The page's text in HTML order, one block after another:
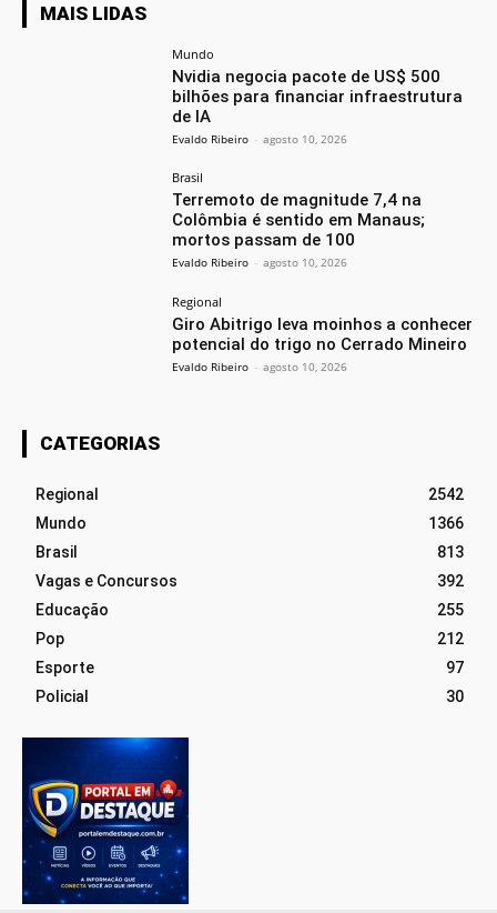
MAIS LIDAS
Mundo
Nvidia negocia pacote de US$ 500
bilhões para financiar infraestrutura
de IA
Evaldo Ribeiro - agosto 10, 2026
Brasil
Terremoto de magnitude 7,4 na
Colômbia é sentido em Manaus;
mortos passam de 100
Evaldo Ribeiro - agosto 10, 2026
Regional
Giro Abitrigo leva moinhos a conhecer
potencial do trigo no Cerrado Mineiro
Evaldo Ribeiro - agosto 10, 2026
CATEGORIAS
Regional
2542
Mundo
1366
Brasil
813
Vagas e Concursos
392
Educação
255
Pop
212
Esporte
97
Policial
30